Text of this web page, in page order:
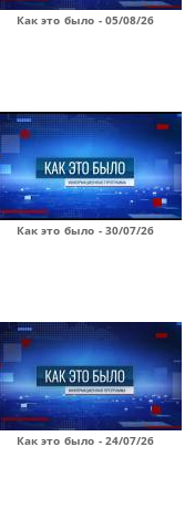
Как это было - 05/08/26
Как это было - 30/07/26
Как это было - 24/07/26